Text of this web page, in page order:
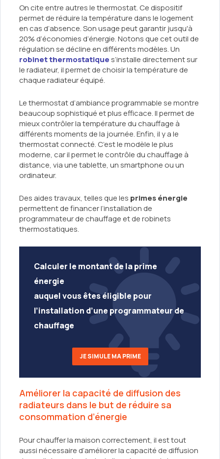
On cite entre autres le thermostat. Ce dispositif
permet de réduire la température dans le logement
en cas d’absence. Son usage peut garantir jusqu'à
20% d’économies d’énergie. Notons que cet outil de
régulation se décline en différents modèles. Un
robinet thermostatiques’installe directement sur
le radiateur, il permet de choisir la température de
chaque radiateur équipé.
Le thermostat d’ambiance programmable se montre
beaucoup sophistiqué et plus efficace. Il permet de
mieux contrôler la température du chauffage à
différents moments de la journée. Enfin, il y a le
thermostat connecté. C’est le modèle le plus
moderne, car il permet le contrôle du chauffage à
distance, via une tablette, un smartphone ou un
ordinateur.
Des aides travaux, telles que les primes énergie
permettent de financer l’installation de
programmateur de chauffage et de robinets
thermostatiques.
Calculer le montant de la prime
énergie
auquel vous êtes éligible pour
l’installation d’une programmateur de
chauffage
JE SIMULE MA PRIME
Améliorer la capacité de diffusion des
radiateurs dans le but de réduire sa
consommation d’énergie
Pour chauffer la maison correctement, il est tout
aussi nécessaire d’améliorer la capacité de diffusion